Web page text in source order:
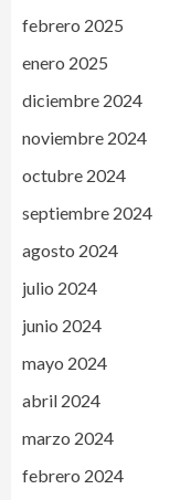
febrero 2025
enero 2025
diciembre 2024
noviembre 2024
octubre 2024
septiembre 2024
agosto 2024
julio 2024
junio 2024
mayo 2024
abril 2024
marzo 2024
febrero 2024